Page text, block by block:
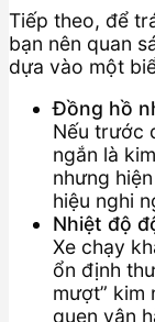
Tiếp theo, để
bạn nên quan
dựa vào một
Đồng hồ
Nếu trước
ngắn là
nhưng
hiệu nghi
Nhiệt độ
Xe chạy
ổn định
mượt” kim
quen vận